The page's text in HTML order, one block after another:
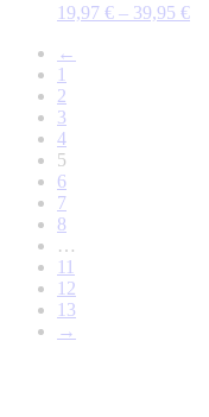
19,97 € – 39,95 €
←
1
2
3
4
5
6
7
8
…
11
12
13
→